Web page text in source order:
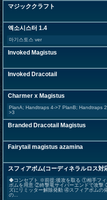
マジッククラフト
엑소시스터 1.4
마기스토스 ver
Invoked Magistus
Invoked Dracotail
Charmer x Magistus
PlanA; Handtraps 4->7 PlanB; Handtraps
>3
Branded Dracotail Magistus
Fairytail magistus azamina
スフィアボム(コーディネラルロス対
◆コンセプト ※前提:後攻を取る ①相手フィ
ボムを用意 ②終撃竜サイバーエンドで攻撃
ズにリミッター解除発動 ④スフィアボムの
の...